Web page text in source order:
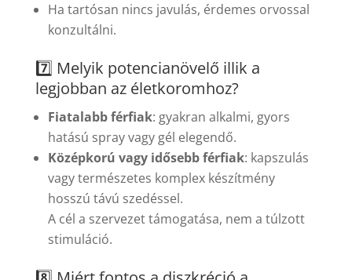
Ha tartósan nincs javulás, érdemes orvossal
konzultálni.
7️⃣ Melyik potencianövelő illik a
legjobban az életkoromhoz?
Fiatalabb férfiak: gyakran alkalmi, gyors
hatású spray vagy gél elegendő.
Középkorú vagy idősebb férfiak: kapszulás
vagy természetes komplex készítmény
hosszú távú szedéssel.
A cél a szervezet támogatása, nem a túlzott
stimuláció.